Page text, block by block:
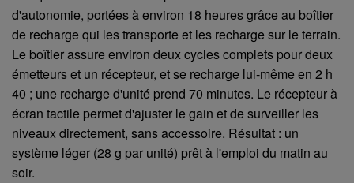
d'autonomie, portées à environ 18 heures grâce au boîtier
de recharge qui les transporte et les recharge sur le terrain.
Le boîtier assure environ deux cycles complets pour deux
émetteurs et un récepteur, et se recharge lui-même en 2 h
40 ; une recharge d'unité prend 70 minutes. Le récepteur à
écran tactile permet d'ajuster le gain et de surveiller les
niveaux directement, sans accessoire. Résultat : un
système léger (28 g par unité) prêt à l'emploi du matin au
soir.